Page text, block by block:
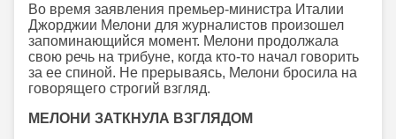
Во время заявления премьер-министра Италии
Джорджии Мелони для журналистов произошел
запоминающийся момент. Мелони продолжала
свою речь на трибуне, когда кто-то начал говорить
за ее спиной. Не прерываясь, Мелони бросила на
говорящего строгий взгляд.
МЕЛОНИ ЗАТКНУЛА ВЗГЛЯДОМ